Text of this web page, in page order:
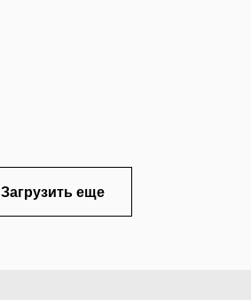
Загрузить еще